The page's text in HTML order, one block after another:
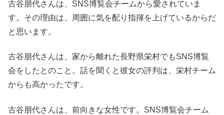
古谷朋代さんは、SNS博覧会チームから愛されていま
す。その理由は、周囲に気を配り指揮を上げているからだ
と思います。
古谷朋代さんは、家から離れた長野県栄村でもSNS博覧
会をしたとのこと。話を聞くと彼女の評判は、栄村チーム
からも高かったです。
古谷朋代さんは、前向きな女性です。SNS博覧会チーム